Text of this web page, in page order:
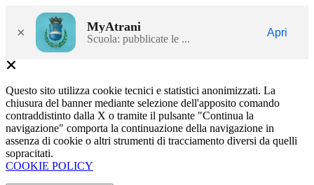
× MyAtrani
Scuola: pubblicate le ...
Apri
Questo sito utilizza cookie tecnici e statistici anonimizzati. La
chiusura del banner mediante selezione dell'apposito comando
contraddistinto dalla X o tramite il pulsante "Continua la
navigazione" comporta la continuazione della navigazione in
assenza di cookie o altri strumenti di tracciamento diversi da quelli
sopracitati.
COOKIE POLICY